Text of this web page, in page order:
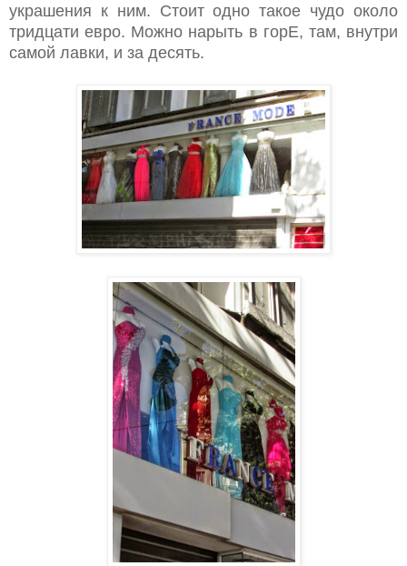
украшения к ним. Стоит одно такое чудо около
тридцати евро. Можно нарыть в горЕ, там, внутри
самой лавки, и за десять.